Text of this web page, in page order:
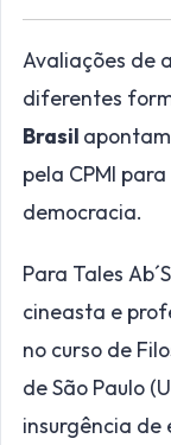
Avaliações de
diferentes
Brasil
pela CPMI
democracia.
Para Tales
cineasta e
no curso de
de São Paulo
insurgência